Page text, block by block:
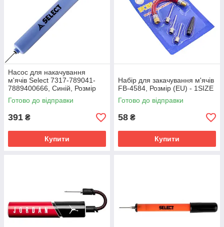
Насос для накачування
м'ячів Select 7317-789041-
7889400666, Синій, Розмір
(EU) - 1SIZE
Готово до відправки
391 ₴
Купити
Набір для закачування м'ячів
FB-4584, Розмір (EU) - 1SIZE
Готово до відправки
58 ₴
Купити